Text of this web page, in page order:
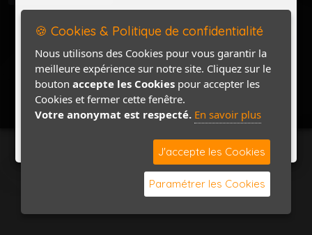
🍪 Cookies & Politique de confidentialité
Nous utilisons des Cookies pour vous garantir la
meilleure expérience sur notre site. Cliquez sur le
bouton accepte les Cookies pour accepter les
Cookies et fermer cette fenêtre.
Votre anonymat est respecté. En savoir plus
J'accepte les Cookies
Paramétrer les Cookies